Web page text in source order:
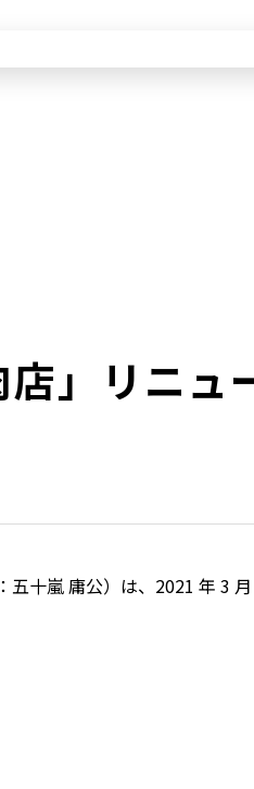
店」リニ
十嵐 庸公）は、2021 年 3